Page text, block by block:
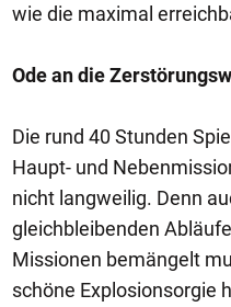
wie die maximal
Ode an die
Die rund 40 Stunden
Haupt- und
nicht langweilig. Denn
gleichbleibenden
Missionen bemängelt
schöne Explosionsorgie